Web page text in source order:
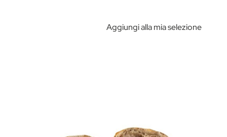
Aggiungi alla mia selezione